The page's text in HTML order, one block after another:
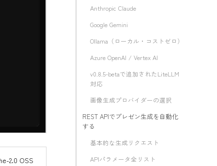
2.0 OSS
Anthropic Claude
Google Gemini
Ollama（ローカル・コストゼロ）
Azure OpenAI / Vertex AI
v0.8.5-betaで追加されたLiteLLM
対応
画像生成プロバイダーの選択
REST APIでプレゼン生成を自動化
する
基本的な生成リクエスト
APIパラメータ全リスト